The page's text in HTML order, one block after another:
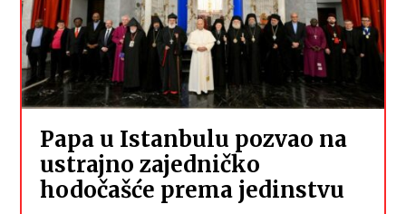
Papa u Istanbulu pozvao na
ustrajno zajedničko
hodočašće prema jedinstvu